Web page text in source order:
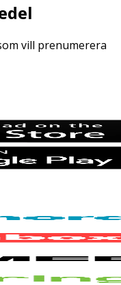
vill prenumerera